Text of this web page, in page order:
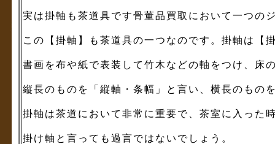
実は掛軸も茶道具です骨董品買取において一つの
この【掛軸】も茶道具の一つなのです。掛軸は【
書画を布や紙で表装して竹木などの軸をつけ、床
縦長のものを「縦軸・条幅」と言い、横長のもの
掛軸は茶道において非常に重要で、茶室に入った
掛け軸と言っても過言ではないでしょう。